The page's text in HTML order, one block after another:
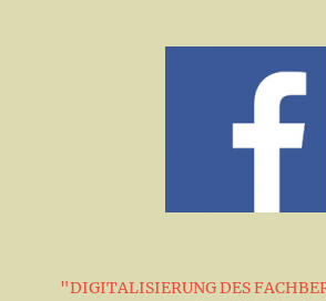
"DIGITALISIERUNG DES